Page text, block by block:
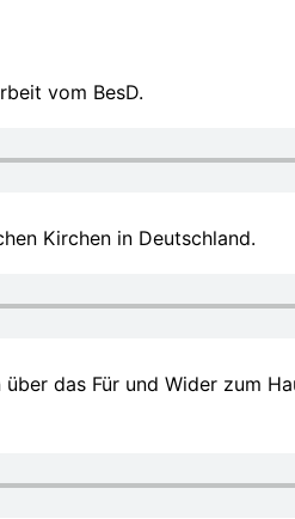
vom BesD.
Kirchen in Deutschland.
das Für und Wider zum